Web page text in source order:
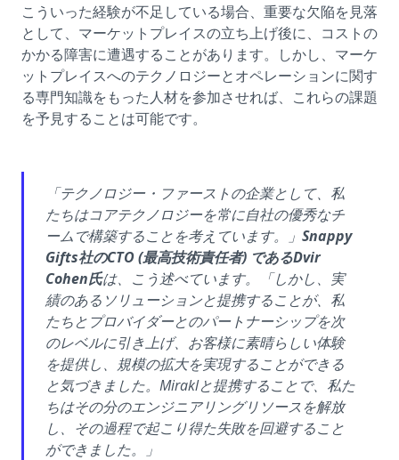
こういった経験が不足している場合、重要な欠陥を見落
として、マーケットプレイスの立ち上げ後に、コストの
かかる障害に遭遇することがあります。しかし、マーケ
ットプレイスへのテクノロジーとオペレーションに関す
る専門知識をもった人材を参加させれば、これらの課題
を予見することは可能です。
「テクノロジー・ファーストの企業として、私
たちはコアテクノロジーを常に自社の優秀なチ
ームで構築することを考えています。」 Snappy
Gifts社のCTO (最高技術責任者) であるDvir
Cohen氏は、こう述べています。「しかし、実
績のあるソリューションと提携することが、私
たちとプロバイダーとのパートナーシップを次
のレベルに引き上げ、お客様に素晴らしい体験
を提供し、規模の拡大を実現することができる
と気づきました。Miraklと提携することで、私た
ちはその分のエンジニアリングリソースを解放
し、その過程で起こり得た失敗を回避すること
ができました。」